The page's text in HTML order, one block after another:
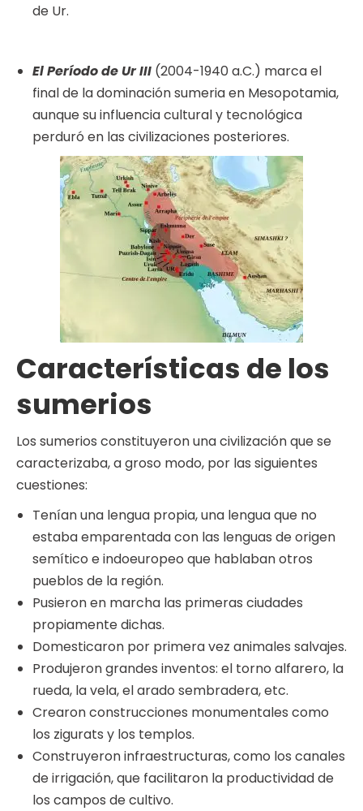
de Ur.
El Período de Ur III (2004-1940 a.C.) marca el
final de la dominación sumeria en Mesopotamia,
aunque su influencia cultural y tecnológica
perduró en las civilizaciones posteriores.
Características de los
sumerios
Los sumerios constituyeron una civilización que se
caracterizaba, a groso modo, por las siguientes
cuestiones:
Tenían una lengua propia, una lengua que no
estaba emparentada con las lenguas de origen
semítico e indoeuropeo que hablaban otros
pueblos de la región.
Pusieron en marcha las primeras ciudades
propiamente dichas.
Domesticaron por primera vez animales salvajes.
Produjeron grandes inventos: el torno alfarero, la
rueda, la vela, el arado sembradera, etc.
Crearon construcciones monumentales como
los zigurats y los templos.
Construyeron infraestructuras, como los canales
de irrigación, que facilitaron la productividad de
los campos de cultivo.